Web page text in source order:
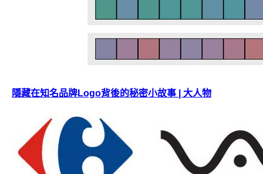
隱藏在知名品牌Logo背後的秘密小故事 | 大人物